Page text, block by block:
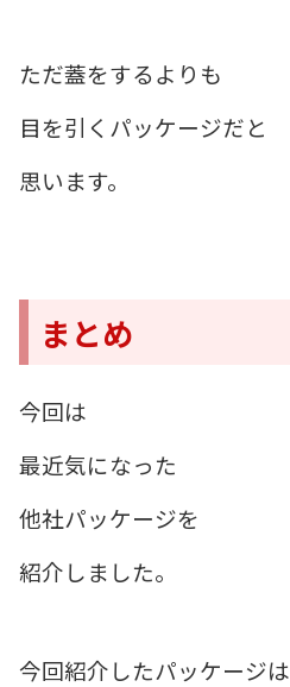
ただ蓋をするよりも
目を引くパッケージだと
思います。
まとめ
今回は
最近気になった
他社パッケージを
紹介しました。
今回紹介したパッケージは